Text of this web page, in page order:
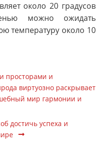
около 20 градусов
можно ожидать
температуру около 10
просторами и
виртуозно раскрывает
мир гармонии и
достичь успеха и